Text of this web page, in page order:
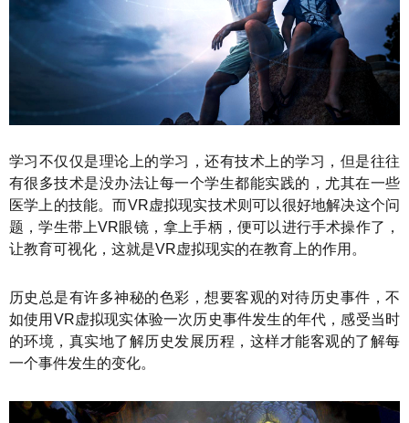
学习不仅仅是理论上的学习，还有技术上的学习，但是往往
有很多技术是没办法让每一个学生都能实践的，尤其在一些
医学上的技能。而VR虚拟现实技术则可以很好地解决这个问
题，学生带上VR眼镜，拿上手柄，便可以进行手术操作了，
让教育可视化，这就是VR虚拟现实的在教育上的作用。
历史总是有许多神秘的色彩，想要客观的对待历史事件，不
如使用VR虚拟现实体验一次历史事件发生的年代，感受当时
的环境，真实地了解历史发展历程，这样才能客观的了解每
一个事件发生的变化。